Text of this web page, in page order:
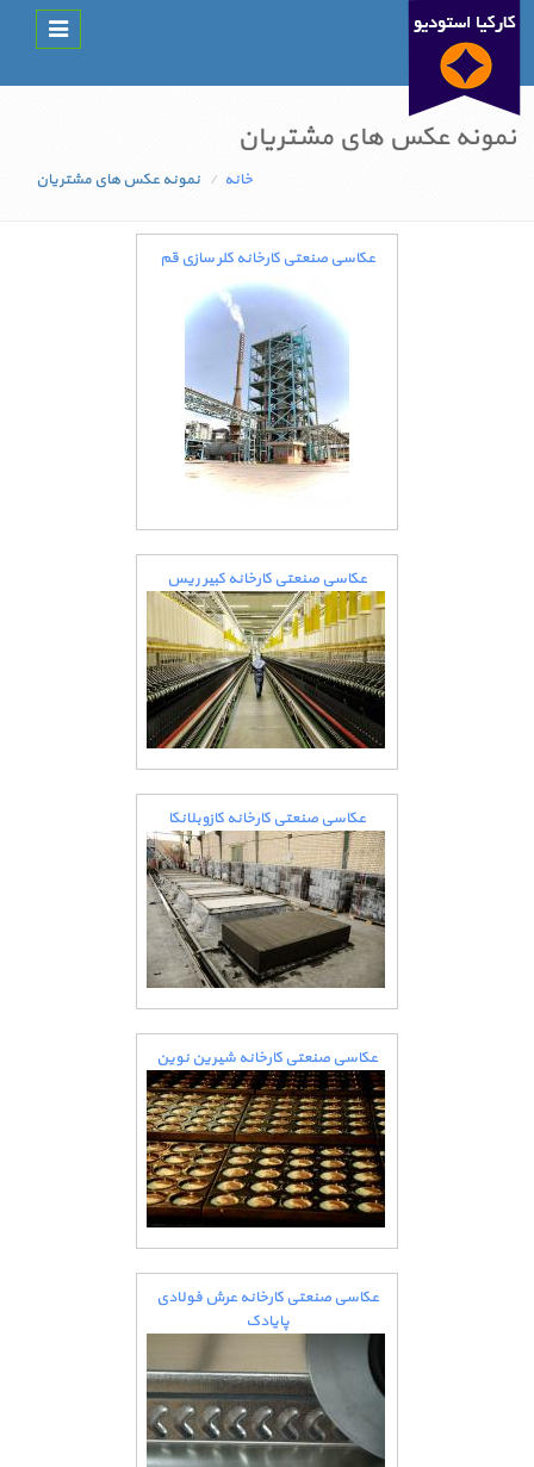
Toggle
navigation
نمونه عکس های مشتریان
خانه نمونه عکس های مشتریان
عکاسی صنعتی کارخانه کلر سازی قم
عکاسی صنعتی کارخانه کبیر ریس
عکاسی صنعتی کارخانه کازوبلانکا
عکاسی صنعتی کارخانه شیرین نوین
عکاسی صنعتی کارخانه عرش فولادی
پایادک